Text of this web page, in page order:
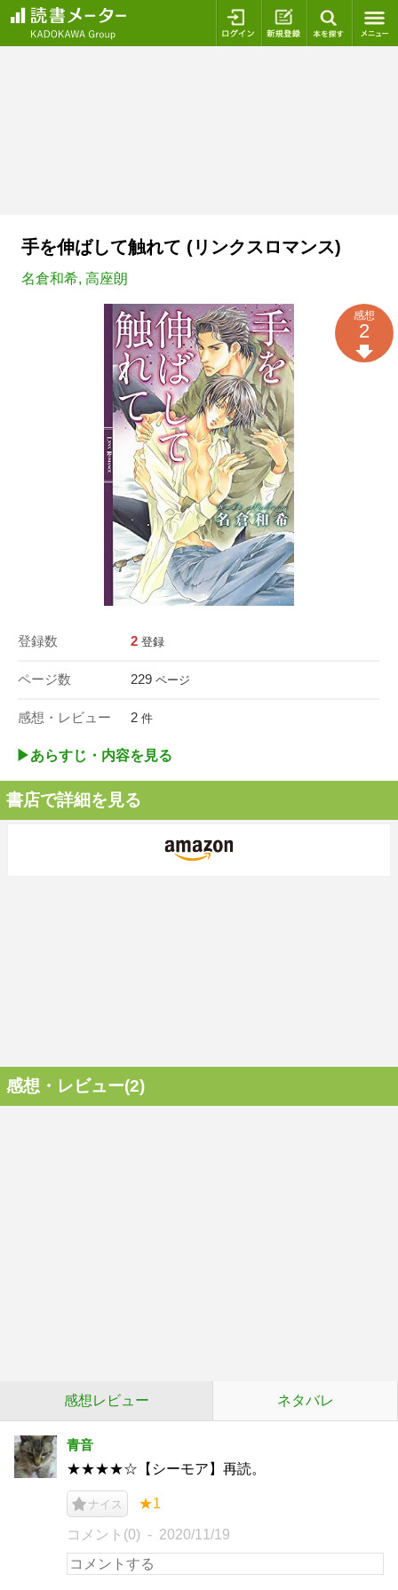
ログイン 新規登録
手を伸ばして触れて (リンクスロマンス)
名倉和希, 高座朗
登録数 2 登録
ページ数 229 ページ
感想・レビュー 2 件
感想
2
▶︎あらすじ・内容を見る
書店で詳細を見る
感想・レビュー(2)
感想レビュー ネタバレ
青音
★★★★☆【シーモア】再読。
ナイス ★1
コメント(0) 2020/11/19